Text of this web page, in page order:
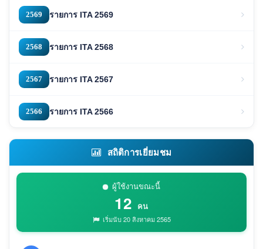
2569 รายการ ITA 2569
2568 รายการ ITA 2568
2567 รายการ ITA 2567
2566 รายการ ITA 2566
สถิติการเยี่ยมชม
ผู้ใช้งานขณะนี้
12 คน
เริ่มนับ 20 สิงหาคม 2565